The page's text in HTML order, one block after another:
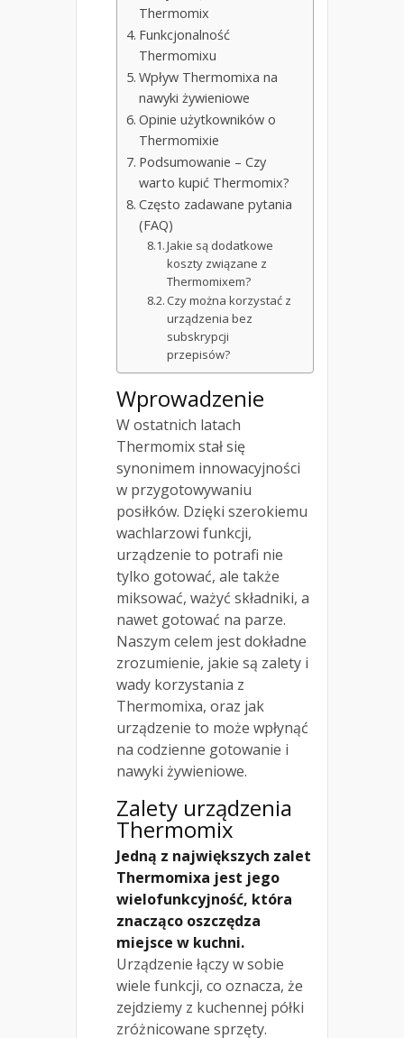
Thermomix
Funkcjonalność
Thermomixu
Wpływ Thermomixa na
nawyki żywieniowe
Opinie użytkowników o
Thermomixie
Podsumowanie – Czy
warto kupić Thermomix?
Często zadawane pytania
(FAQ)
Jakie są dodatkowe
koszty związane z
Thermomixem?
Czy można korzystać z
urządzenia bez
subskrypcji
przepisów?
Wprowadzenie
W ostatnich latach
Thermomix stał się
synonimem innowacyjności
w przygotowywaniu
posiłków. Dzięki szerokiemu
wachlarzowi funkcji,
urządzenie to potrafi nie
tylko gotować, ale także
miksować, ważyć składniki, a
nawet gotować na parze.
Naszym celem jest dokładne
zrozumienie, jakie są zalety i
wady korzystania z
Thermomixa, oraz jak
urządzenie to może wpłynąć
na codzienne gotowanie i
nawyki żywieniowe.
Zalety urządzenia
Thermomix
Jedną z największych zalet
Thermomixa jest jego
wielofunkcyjność, która
znacząco oszczędza
miejsce w kuchni.
Urządzenie łączy w sobie
wiele funkcji, co oznacza, że
zejdziemy z kuchennej półki
zróżnicowane sprzęty.